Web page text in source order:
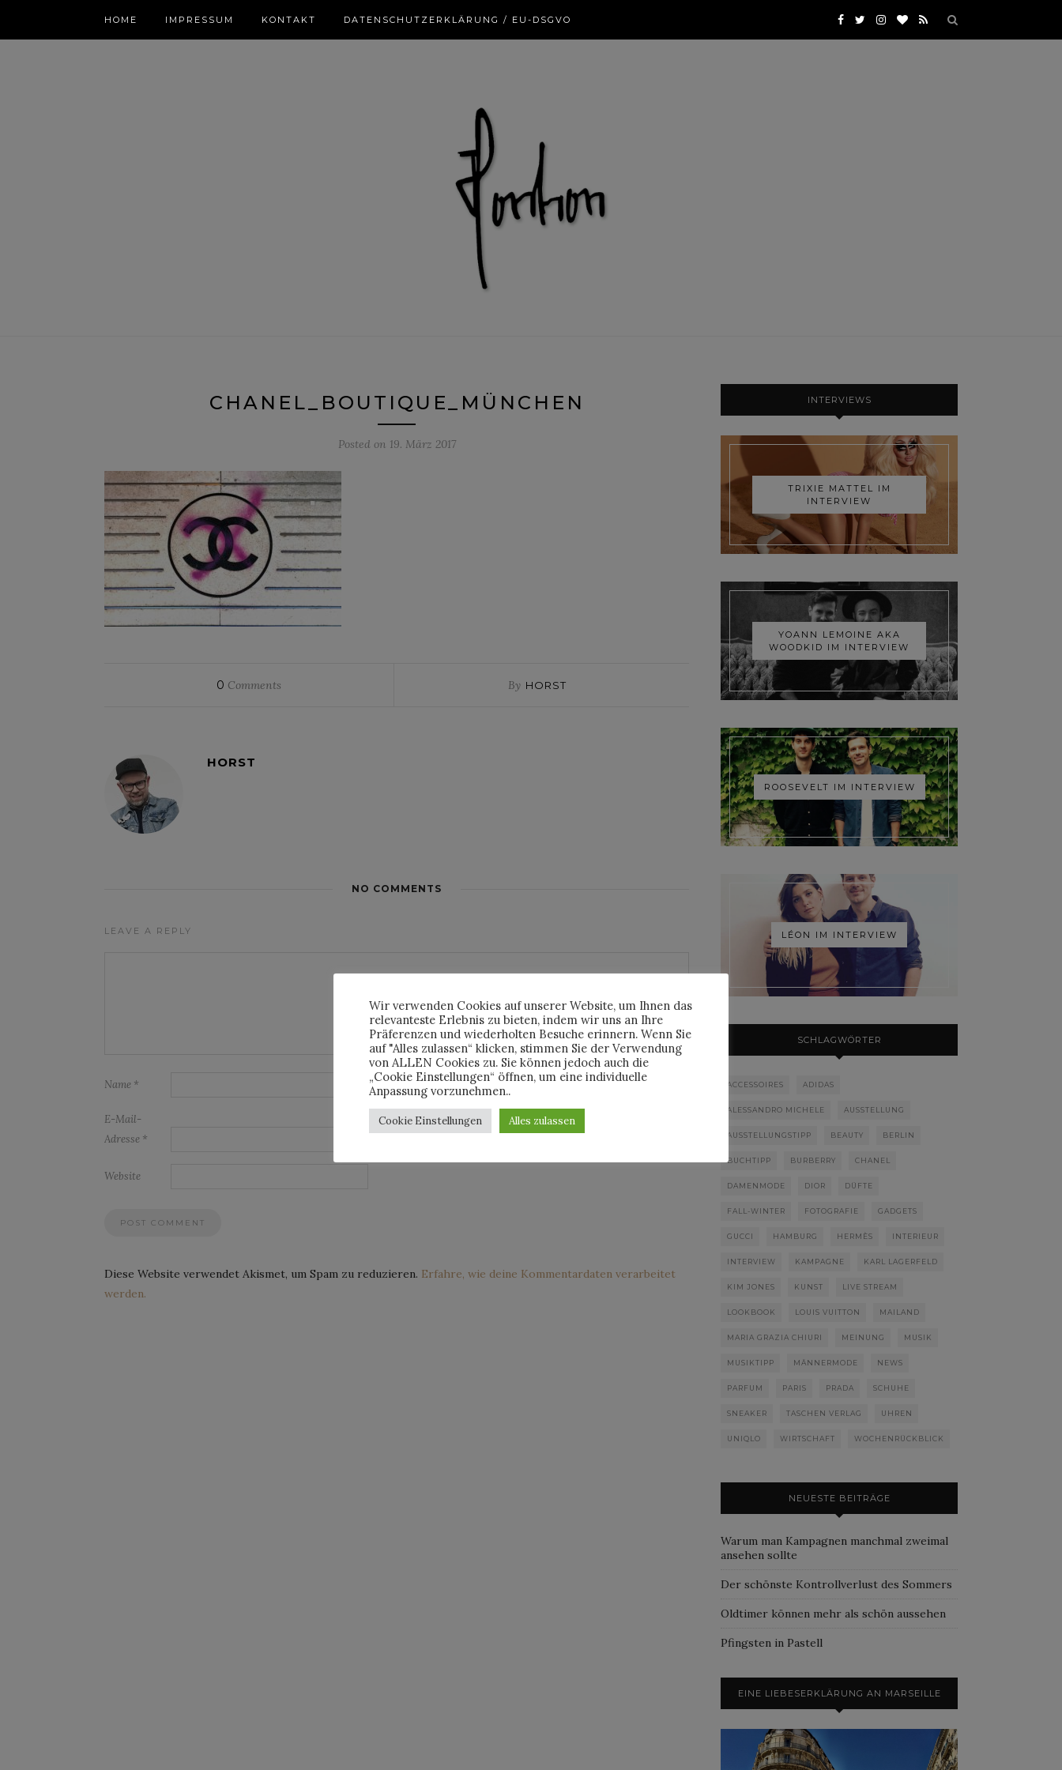
HOME IMPRESSUM KONTAKT DATENSCHUTZERKLÄRUNG / EU-DSGVO
CHANEL_BOUTIQUE_MÜNCHEN
Posted on 19. März 2017
0 Comments By HORST
HORST
NO COMMENTS
LEAVE A REPLY
Name *
E-Mail-
Adresse *
Website
Diese Website verwendet Akismet, um Spam zu reduzieren. Erfahre, wie deine Kommentardaten verarbeitet
werden.
INTERVIEWS
TRIXIE MATTEL IM
INTERVIEW
YOANN LEMOINE AKA
WOODKID IM INTERVIEW
ROOSEVELT IM INTERVIEW
LÉON IM INTERVIEW
SCHLAGWÖRTER
ACCESSOIRES ADIDAS
ALESSANDRO MICHELE AUSSTELLUNG
AUSSTELLUNGSTIPP BEAUTY BERLIN
BUCHTIPP BURBERRY CHANEL
DAMENMODE DIOR DÜFTE
FALL-WINTER FOTOGRAFIE GADGETS
GUCCI HAMBURG HERMÈS INTERIEUR
INTERVIEW KAMPAGNE KARL LAGERFELD
KIM JONES KUNST LIVE STREAM
LOOKBOOK LOUIS VUITTON MAILAND
MARIA GRAZIA CHIURI MEINUNG MUSIK
MUSIKTIPP MÄNNERMODE NEWS
PARFUM PARIS PRADA SCHUHE
SNEAKER TASCHEN VERLAG UHREN
UNIQLO WIRTSCHAFT WOCHENRÜCKBLICK
NEUESTE BEITRÄGE
Warum man Kampagnen manchmal zweimal
ansehen sollte
Der schönste Kontrollverlust des Sommers
Oldtimer können mehr als schön aussehen
Pfingsten in Pastell
EINE LIEBESERKLÄRUNG AN MARSEILLE
Wir verwenden Cookies auf unserer Website, um Ihnen das
relevanteste Erlebnis zu bieten, indem wir uns an Ihre
Präferenzen und wiederholten Besuche erinnern. Wenn Sie
auf "Alles zulassen“ klicken, stimmen Sie der Verwendung
von ALLEN Cookies zu. Sie können jedoch auch die
„Cookie Einstellungen“ öffnen, um eine individuelle
Anpassung vorzunehmen..
Cookie Einstellungen Alles zulassen